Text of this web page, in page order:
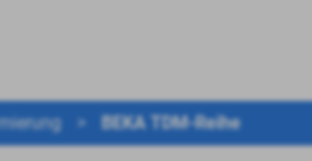
> BEKA TDM-Reihe